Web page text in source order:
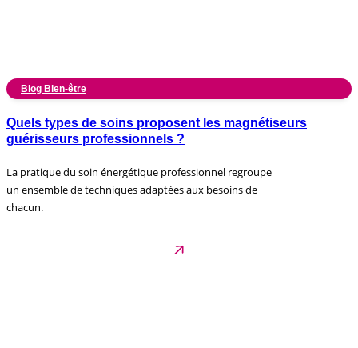
Blog Bien-être
Quels types de soins proposent les magnétiseurs
guérisseurs professionnels ?
La pratique du soin énergétique professionnel regroupe
un ensemble de techniques adaptées aux besoins de
chacun.